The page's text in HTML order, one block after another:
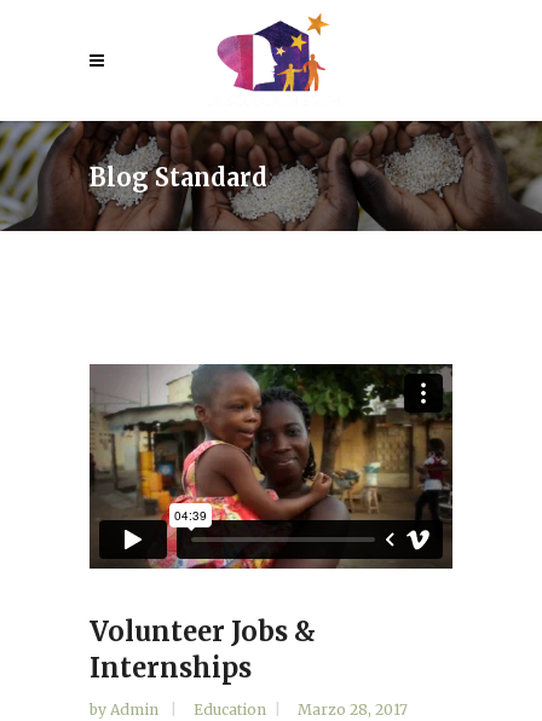
Blog Standard
Volunteer Jobs &
Internships
by Admin Education Marzo 28, 2017